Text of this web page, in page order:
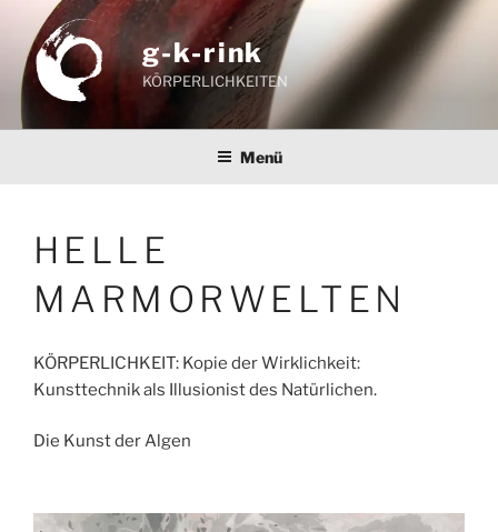
Inhalt
springen
g-k-rink
KÖRPERLICHKEITEN
Menü
HELLE
MARMORWELTEN
KÖRPERLICHKEIT: Kopie der Wirklichkeit:
Kunsttechnik als Illusionist des Natürlichen.
Die Kunst der Algen